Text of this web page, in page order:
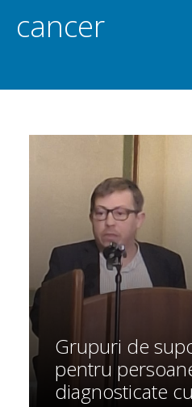
cancer
Grupuri de
pentru
diagnosticate